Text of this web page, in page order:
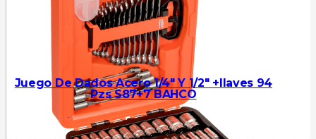
Juego De Dados Acero 1/4″ Y 1/2″ +llaves 94
Pzs S87+7 BAHCO